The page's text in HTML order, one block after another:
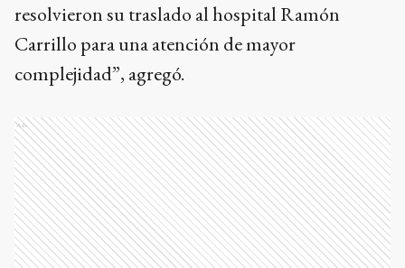
resolvieron su traslado al hospital Ramón
Carrillo para una atención de mayor
complejidad”, agregó.
Ads